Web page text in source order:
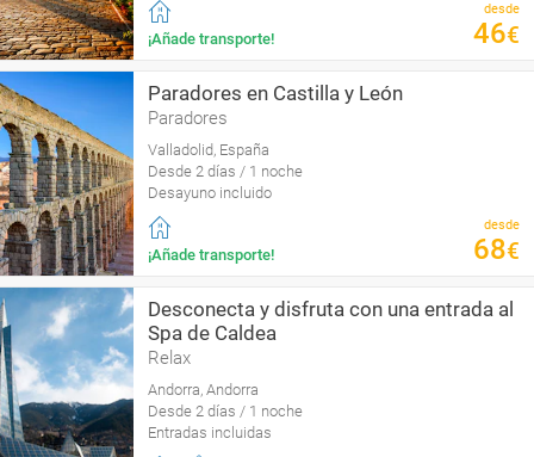
¡Añade transporte!
desde
46€
Paradores en Castilla y León
Paradores
Valladolid, España
Desde 2 días / 1 noche
Desayuno incluido
¡Añade transporte!
desde
68€
Desconecta y disfruta con una entrada al
Spa de Caldea
Relax
Andorra, Andorra
Desde 2 días / 1 noche
Entradas incluidas